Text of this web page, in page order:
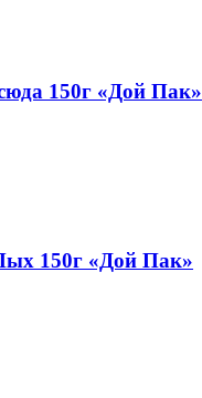
150г «Дой Пак»
150г «Дой Пак»